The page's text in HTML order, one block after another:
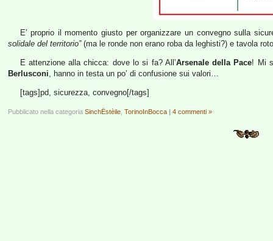
E’ proprio il momento giusto per organizzare un convegno sulla
solidale del territorio”(ma le ronde non erano roba da leghisti?) e tavola
E attenzione alla chicca: dove lo si fa? All’Arsenale della Pace! Mi
Berlusconi, hanno in testa un po’ di confusione sui valori…
[tags]pd, sicurezza, convegno[/tags]
Pubblicato nella categoria SinchËstèile TorinoInBocca | 4 commenti »